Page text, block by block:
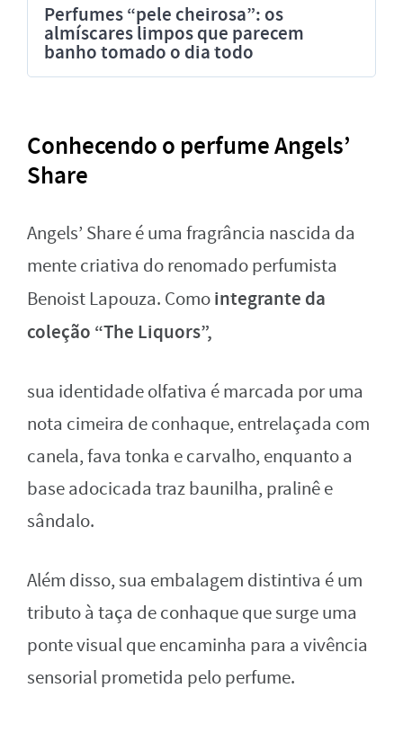
Perfumes “pele cheirosa”: os
almíscares limpos que parecem
banho tomado o dia todo
Conhecendo o perfume Angels’
Share
Angels’ Share é uma fragrância nascida da
mente criativa do renomado perfumista
Benoist Lapouza. Comointegrante da
coleção “The Liquors”,
sua identidade olfativa é marcada por uma
nota cimeira de conhaque, entrelaçada com
canela, fava tonka e carvalho, enquanto a
base adocicada traz baunilha, pralinê e
sândalo.
Além disso, sua embalagem distintiva é um
tributo à taça de conhaque que surge uma
ponte visual que encaminha para a vivência
sensorial prometida pelo perfume.